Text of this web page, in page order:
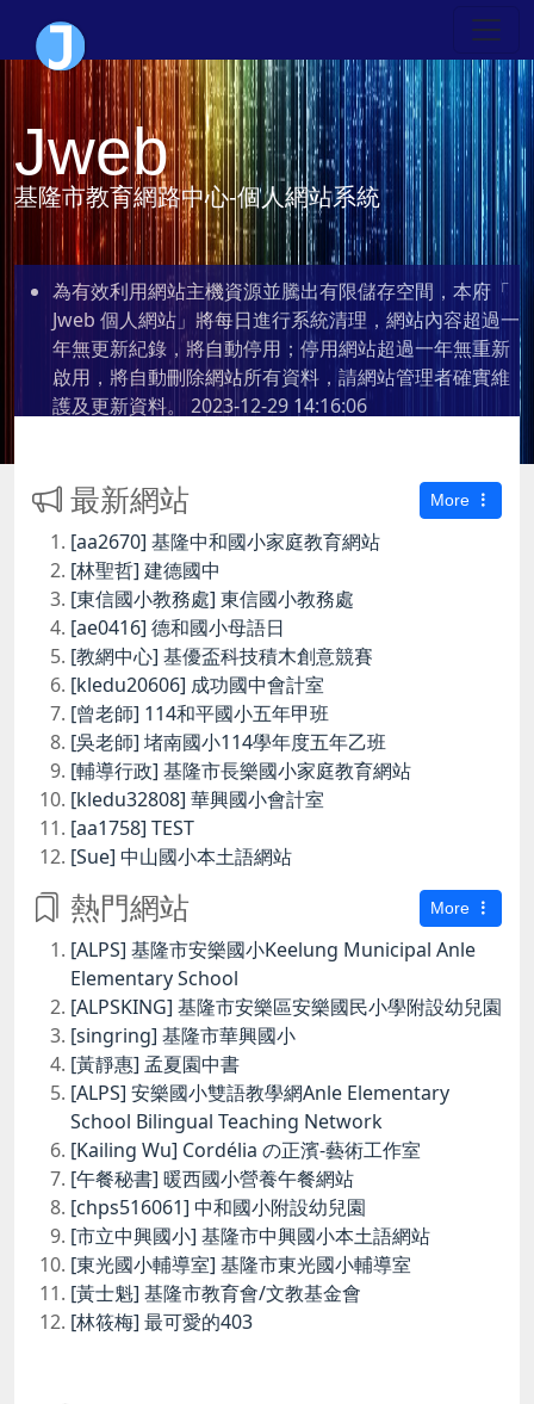
Jweb
基隆市教育網路中心-個人網站系統
為有效利用網站主機資源並騰出有限儲存空間，本府「
Jweb 個人網站」將每日進行系統清理，網站內容超過一
年無更新紀錄，將自動停用；停用網站超過一年無重新
啟用，將自動刪除網站所有資料，請網站管理者確實維
護及更新資料。 2023-12-29 14:16:06
最新網站 More
[aa2670] 基隆中和國小家庭教育網站
[林聖哲] 建德國中
[東信國小教務處] 東信國小教務處
[ae0416] 德和國小母語日
[教網中心] 基優盃科技積木創意競賽
[kledu20606] 成功國中會計室
[曾老師] 114和平國小五年甲班
[吳老師] 堵南國小114學年度五年乙班
[輔導行政] 基隆市長樂國小家庭教育網站
[kledu32808] 華興國小會計室
[aa1758] TEST
[Sue] 中山國小本土語網站
熱門網站 More
[ALPS] 基隆市安樂國小Keelung Municipal Anle
Elementary School
[ALPSKING] 基隆市安樂區安樂國民小學附設幼兒園
[singring] 基隆市華興國小
[黃靜惠] 孟夏園中書
[ALPS] 安樂國小雙語教學網Anle Elementary
School Bilingual Teaching Network
[Kailing Wu] Cordélia の正濱-藝術工作室
[午餐秘書] 暖西國小營養午餐網站
[chps516061] 中和國小附設幼兒園
[市立中興國小] 基隆市中興國小本土語網站
[東光國小輔導室] 基隆市東光國小輔導室
[黃士魁] 基隆市教育會/文教基金會
[林筱梅] 最可愛的403